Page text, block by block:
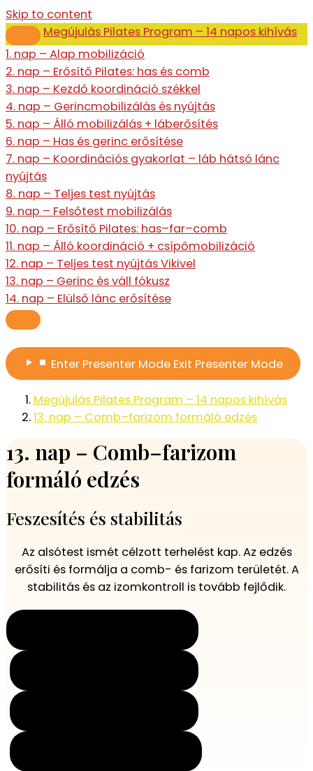
Skip to content
Megújulás Pilates Program – 14 napos kihívás
1. nap – Alap mobilizáció
2. nap – Erősítő Pilates: has és comb
3. nap – Kezdő koordináció székkel
4. nap – Gerincmobilizálás és nyújtás
5. nap – Álló mobilizálás + láberősítés
6. nap – Has és gerinc erősítése
7. nap – Koordinációs gyakorlat – láb hátsó lánc
nyújtás
8. nap – Teljes test nyújtás
9. nap – Felsőtest mobilizálás
10. nap – Erősítő Pilates: has–far–comb
11. nap – Álló koordináció + csípőmobilizáció
12. nap – Teljes test nyújtás Vikivel
13. nap – Gerinc és váll fókusz
14. nap – Elülső lánc erősítése
Enter Presenter Mode Exit Presenter Mode
Megújulás Pilates Program – 14 napos kihívás
13. nap – Comb–farizom formáló edzés
13. nap – Comb–farizom
formáló edzés
Feszesítés és stabilitás
Az alsótest ismét célzott terhelést kap. Az edzés
erősíti és formálja a comb- és farizom területét. A
stabilitás és az izomkontroll is tovább fejlődik.